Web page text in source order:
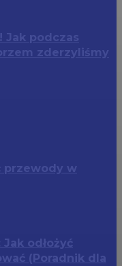
Jak podczas
zderzyliśmy
przewody w
odłożyć
(Poradnik dla